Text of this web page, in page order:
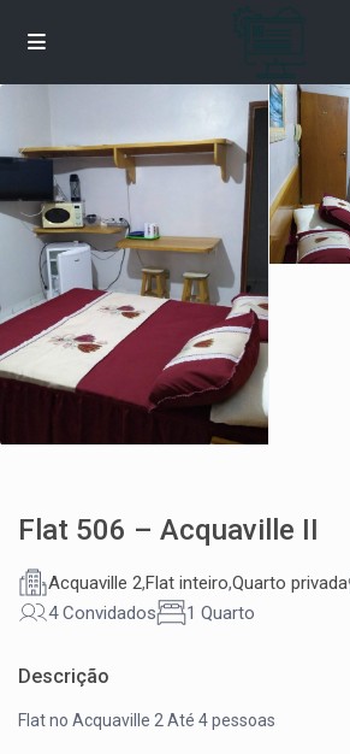
Flat 506 – Acquaville II
Acquaville 2,Flat inteiro,Quarto privada
4 Convidados
1 Quarto
Descrição
Flat no Acquaville 2 Até 4 pessoas